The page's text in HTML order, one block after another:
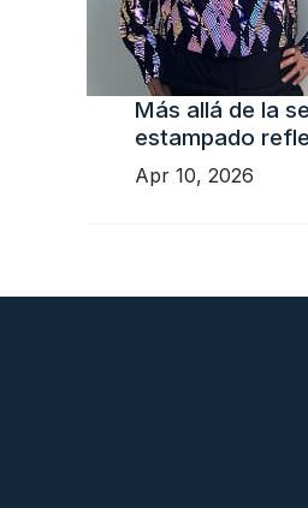
Más allá de la
estampado
Apr 10, 2026